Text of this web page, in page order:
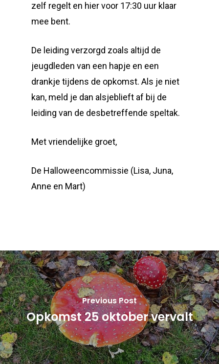
zelf regelt en hier voor 17:30 uur klaar
mee bent.
De leiding verzorgd zoals altijd de
jeugdleden van een hapje en een
drankje tijdens de opkomst. Als je niet
kan, meld je dan alsjeblieft af bij de
leiding van de desbetreffende speltak.
Met vriendelijke groet,
De Halloweencommissie (Lisa, Juna,
Anne en Mart)
Previous Post
Opkomst 25 oktober vervalt